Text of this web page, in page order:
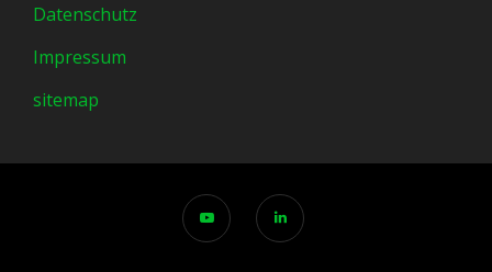
Datenschutz
Impressum
sitemap